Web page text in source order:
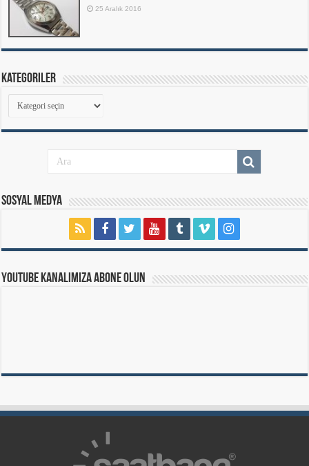
25 Aralık 2016
Kategoriler
Kategoriler
Sosyal Medya
Youtube Kanalımıza Abone Olun